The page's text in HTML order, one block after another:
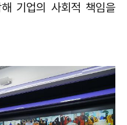
기업의 사회적 책임을